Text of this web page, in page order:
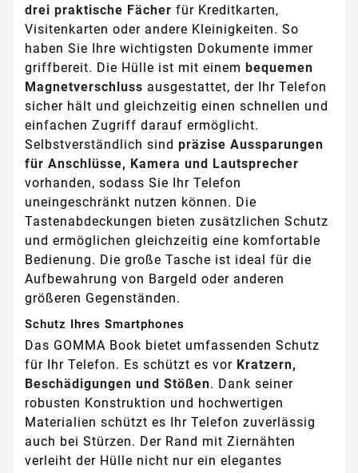
drei praktische Fächer für Kreditkarten,
Visitenkarten oder andere Kleinigkeiten. So
haben Sie Ihre wichtigsten Dokumente immer
griffbereit. Die Hülle ist mit einem bequemen
Magnetverschluss ausgestattet, der Ihr Telefon
sicher hält und gleichzeitig einen schnellen und
einfachen Zugriff darauf ermöglicht.
Selbstverständlich sind präzise Aussparungen
für Anschlüsse, Kamera und Lautsprecher
vorhanden, sodass Sie Ihr Telefon
uneingeschränkt nutzen können. Die
Tastenabdeckungen bieten zusätzlichen Schutz
und ermöglichen gleichzeitig eine komfortable
Bedienung. Die große Tasche ist ideal für die
Aufbewahrung von Bargeld oder anderen
größeren Gegenständen.
Schutz Ihres Smartphones
Das GOMMA Book bietet umfassenden Schutz
für Ihr Telefon. Es schützt es vor Kratzern,
Beschädigungen und Stößen. Dank seiner
robusten Konstruktion und hochwertigen
Materialien schützt es Ihr Telefon zuverlässig
auch bei Stürzen. Der Rand mit Ziernähten
verleiht der Hülle nicht nur ein elegantes